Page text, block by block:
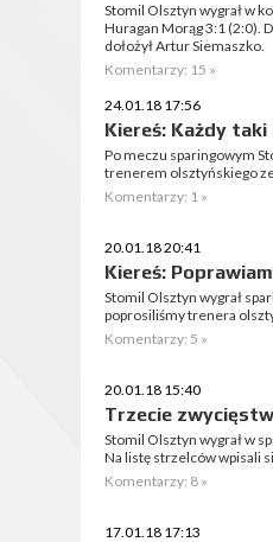
Stomil Olsztyn wygrał w
Huragan Morąg 3:1 (2:0).
dołożył Artur Siemaszko.
Komentarzy: 15 »
24.01.18 17:56
Kiereś: Każdy
Po meczu sparingowym
trenerem olsztyńskiego
Komentarzy: 1 »
20.01.18 20:41
Kiereś:
Stomil Olsztyn wygrał
poprosiliśmy trenera
Komentarzy: 5 »
20.01.18 15:40
Trzecie
Stomil Olsztyn wygrał w
Na listę strzelców wpisali
Komentarzy: 8 »
17.01.18 17:13